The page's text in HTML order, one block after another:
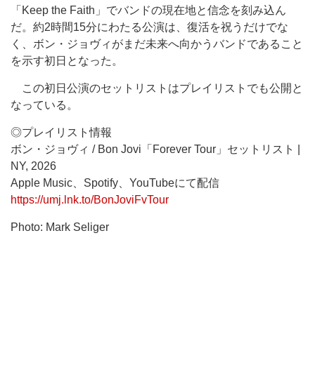
「Keep the Faith」でバンドの現在地と信念を刻み込ん
だ。約2時間15分にわたる公演は、復活を祝うだけでな
く、ボン・ジョヴィがまだ未来へ向かうバンドであること
を示す初日となった。
この初日公演のセットリストはプレイリストでも公開と
なっている。
◎プレイリスト情報
ボン・ジョヴィ / Bon Jovi「Forever Tour」セットリスト |
NY, 2026
Apple Music、Spotify、YouTubeにて配信
https://umj.lnk.to/BonJoviFvTour
Photo: Mark Seliger